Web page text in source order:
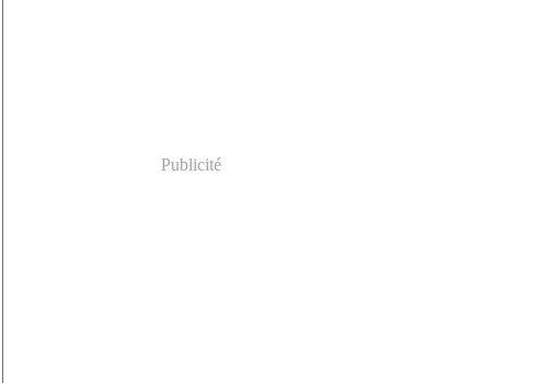
Publicité